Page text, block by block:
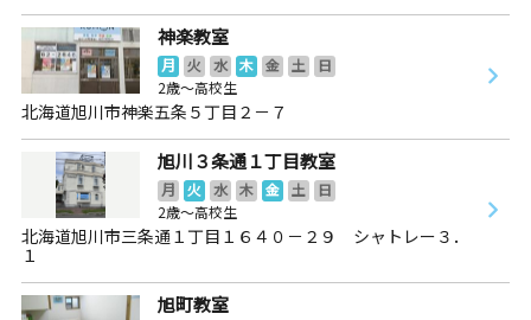
神楽教室
月 火 水 木 金 土
日
2歳～高校生
北海道旭川市神楽五条５丁目２－７
旭川３条通１丁目教室
月 火 水 木 金 土
日
2歳～高校生
北海道旭川市三条通１丁目１６４０－２９ シャトレー３．
１
旭町教室